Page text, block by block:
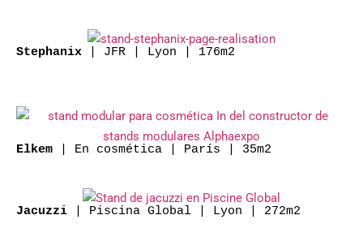
Stephanix | JFR | Lyon | 176m2
Elkem | En cosmética | París | 35m2
Jacuzzi | Piscina Global | Lyon | 272m2